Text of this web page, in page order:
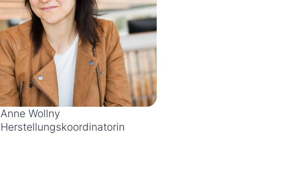
Anne Wollny
Herstellungskoordinatorin